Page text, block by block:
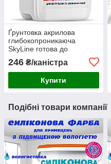
Ґрунтовка акрилова
глибокопроникаюча
SkyLine готова до
246 ₴/каністра
Купити
Подібні товари компанії